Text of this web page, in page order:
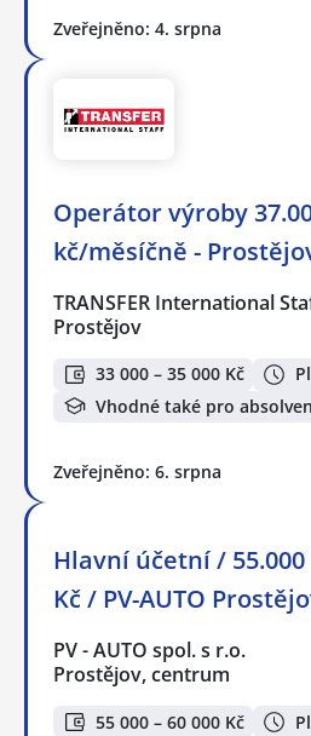
Zveřejněno: 4. srpna
Operátor výroby
kč/měsíčně -
TRANSFER International
Prostějov
33 000 – 35 000 Kč
Vhodné také pro
Zveřejněno: 6. srpna
Hlavní účetní / 55.000
Kč / PV-AUTO
PV - AUTO spol. s r.o.
Prostějov, centrum
55 000 – 60 000 Kč